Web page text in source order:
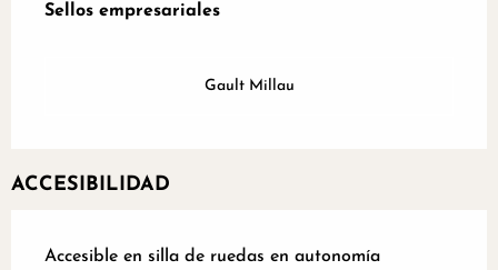
Sellos empresariales
Sellos empresariales
Gault Millau
ACCESIBILIDAD
Accesible en silla de ruedas en autonomía